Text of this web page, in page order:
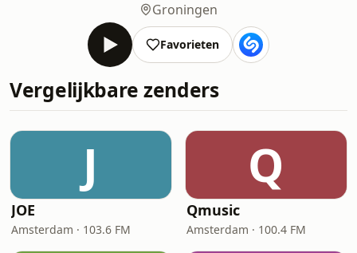
Groningen
Favorieten
Vergelijkbare zenders
J
JOE
Amsterdam · 103.6 FM
Q
Qmusic
Amsterdam · 100.4 FM